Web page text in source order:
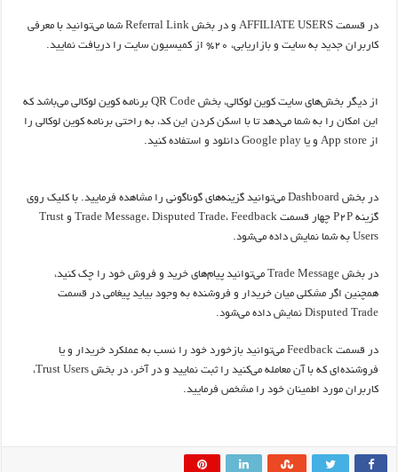
در قسمت AFFILIATE USERS و در بخش Referral Link شما می‌توانید با معرفی
کاربران جدید به سایت و بازاریابی، ۲۰% از کمیسیون سایت را دریافت نمایید.
از دیگر بخش‌های سایت کوین لوکالی، بخش QR Code برنامه کوین لوکالی می‌باشد که
این امکان را به شما می‌دهد تا با اسکن کردن این کد، به راحتی برنامه کوین لوکالی را
از App store و یا Google play دانلود و استفاده کنید.
در بخش Dashboard می‌توانید گزینه‌های گوناگونی را مشاهده فرمایید. با کلیک روی
گزینه P2P چهار قسمت Trade Message، Disputed Trade، Feedback و Trust
Users به شما نمایش داده می‌شود.
در بخش Trade Message می‌توانید پیام‌های خرید و فروش خود را چک کنید،
همچنین اگر مشکلی میان خریدار و فروشنده به وجود بیاید پیغامی در قسمت
Disputed Trade نمایش داده می‌شود.
در قسمت Feedback می‌توانید بازخورد خود را نسب به عملکرد خریدار و یا
فروشنده‌ای که با آن معامله می‌کنید را ثبت نمایید و در آخر، در بخش Trust Users،
کاربران مورد اطمینان خود را مشخص فرمایید.